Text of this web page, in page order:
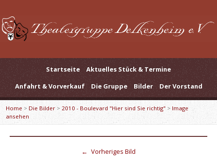
Startseite
Aktuelles Stück & Termine
Anfahrt & Vorverkauf
Die Gruppe Bilder Der Vorstand
Home > Die Bilder> 2010 - Boulevard "Hier sind Sie richtig" > Image
ansehen
← Vorheriges Bild